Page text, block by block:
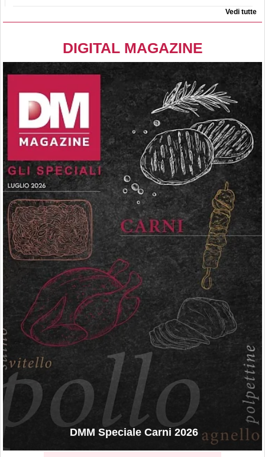
Vedi tutte
DIGITAL MAGAZINE
DMM Speciale Carni 2026